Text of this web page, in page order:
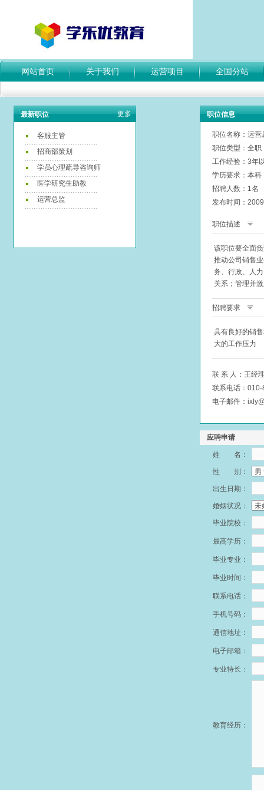
网站首页 关于我们 运营项目 全国分站
职位信息
职位名称：运营
职位类型：全职
工作经验：3年
学历要求：本科
招聘人数：1名
发布时间：
职位描述
该职位要全面
推动公司销售
务、行政、人
关系；管理并
招聘要求
具有良好的销
大的工作压力
联 系 人：王经
联系电话：
电子邮件：
应聘申请
姓 名：
性 别：
出生日期：
婚姻状况：
毕业院校：
最高学历：
毕业专业：
毕业时间：
联系电话：
手机号码：
通信地址：
电子邮箱：
专业特长：
教育经历：
最新职位 更多
客服主管
招商部策划
学员心理疏导咨询师
医学研究生助教
运营总监